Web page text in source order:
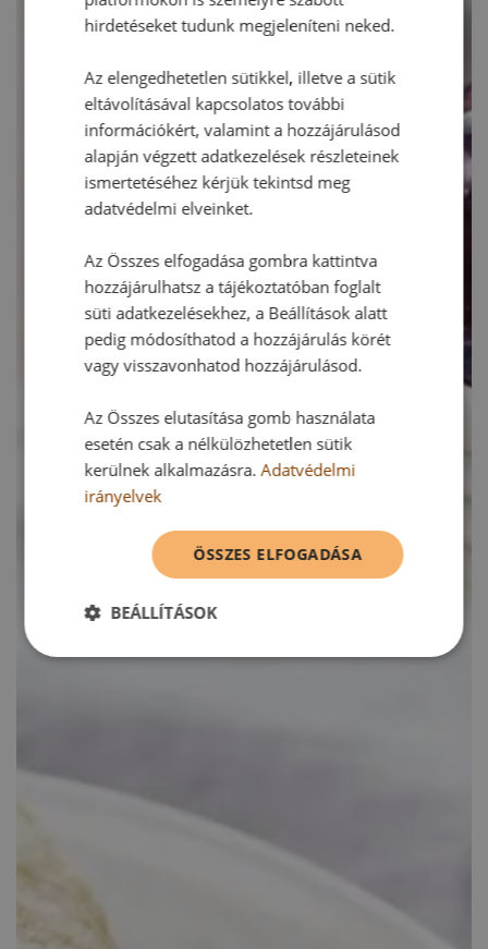
hirdetéseket tudunk megjeleníteni neked.
Az elengedhetetlen sütikkel, illetve a sütik
eltávolításával kapcsolatos további
információkért, valamint a hozzájárulásod
alapján végzett adatkezelések részleteinek
ismertetéséhez kérjük tekintsd meg
adatvédelmi elveinket.
Az Összes elfogadása gombra kattintva
hozzájárulhatsz a tájékoztatóban foglalt
süti adatkezelésekhez, a Beállítások alatt
pedig módosíthatod a hozzájárulás körét
vagy visszavonhatod hozzájárulásod.
Az Összes elutasítása gomb használata
esetén csak a nélkülözhetetlen sütik
kerülnek alkalmazásra.Adatvédelmi
irányelvek
ÖSSZES ELFOGADÁSA
BEÁLLÍTÁSOK